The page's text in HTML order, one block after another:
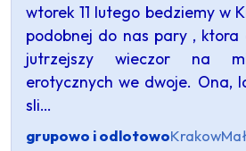
wtorek 11 lutego bedziemy w
podobnej do nas pary , ktora
jutrzejszy wieczor na
erotycznych we dwoje. Ona,
sli…
grupowo i odlotowoKrakow